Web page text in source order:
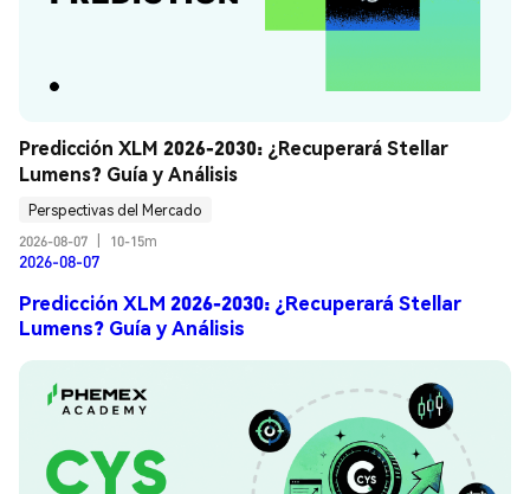
Predicción XLM 2026-2030: ¿Recuperará Stellar
Lumens? Guía y Análisis
Perspectivas del Mercado
2026-08-07
10-15m
2026-08-07
Predicción XLM 2026-2030: ¿Recuperará Stellar
Lumens? Guía y Análisis